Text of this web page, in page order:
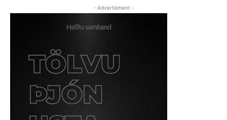
- Advertisment -